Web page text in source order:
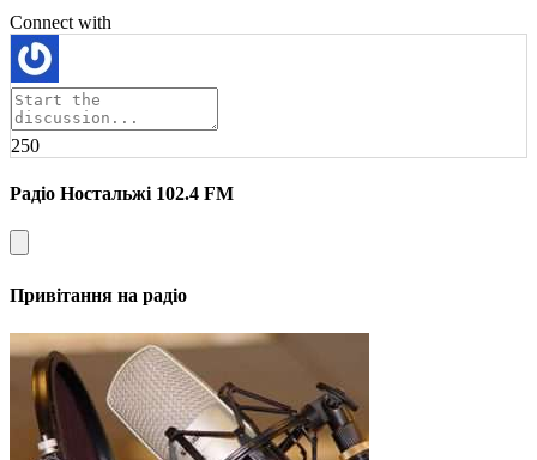
Connect with
250
Радіо Ностальжі 102.4 FM
Привітання на радіо